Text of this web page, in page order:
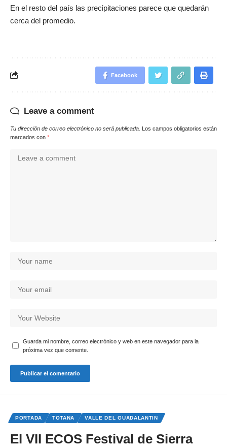
En el resto del país las precipitaciones parece que quedarán
cerca del promedio.
Facebook
Leave a comment
Tu dirección de correo electrónico no será publicada. Los campos obligatorios están
marcados con *
Guarda mi nombre, correo electrónico y web en este navegador para la
próxima vez que comente.
PORTADA TOTANA VALLE DEL GUADALANTIN
El VII ECOS Festival de Sierra